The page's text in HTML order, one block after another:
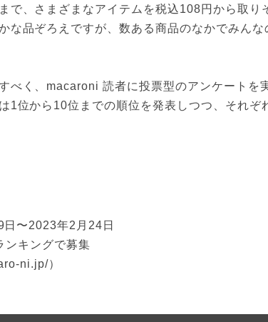
で、さまざまなアイテムを税込108円から取り
な品ぞろえですが、数ある商品のなかでみん
べく、macaroni 読者に投票型のアンケートを
1位から10位までの順位を発表しつつ、それぞ
〜2023年2月24日
ンキングで募集
ni.jp/）